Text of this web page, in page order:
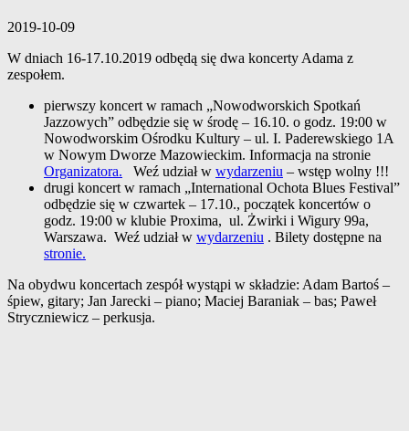
2019-10-09
W dniach 16-17.10.2019 odbędą się dwa koncerty Adama z
zespołem.
pierwszy koncert w ramach „Nowodworskich Spotkań
Jazzowych” odbędzie się w środę – 16.10. o godz. 19:00 w
Nowodworskim Ośrodku Kultury – ul. I. Paderewskiego 1A
w Nowym Dworze Mazowieckim. Informacja na stronie
Organizatora. Weź udział w wydarzeniu – wstęp wolny !!!
drugi koncert w ramach „International Ochota Blues Festival”
odbędzie się w czwartek – 17.10., początek koncertów o
godz. 19:00 w klubie Proxima, ul. Żwirki i Wigury 99a,
Warszawa. Weź udział w wydarzeniu . Bilety dostępne na
stronie.
Na obydwu koncertach zespół wystąpi w składzie: Adam Bartoś –
śpiew, gitary; Jan Jarecki – piano; Maciej Baraniak – bas; Paweł
Stryczniewicz – perkusja.